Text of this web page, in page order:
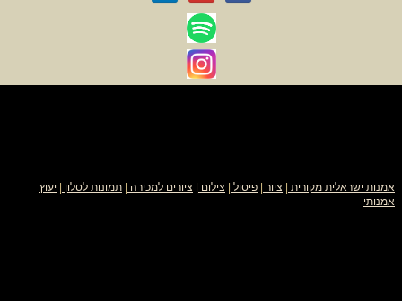
אמנות ישראלית מקורית ציור פיסול צילום ציורים למכירה תמונות לסלון
יעוץ
אמנותי